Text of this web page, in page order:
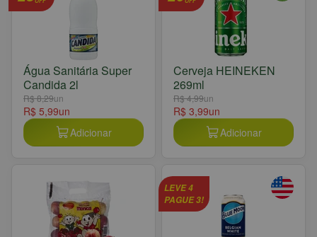
Água Sanitária Super
Candida 2l
R$ 8,29un
R$ 5,99un
Adicionar
Cerveja HEINEKEN
269ml
R$ 4,99un
R$ 3,99un
Adicionar
LEVE 4
PAGUE 3!